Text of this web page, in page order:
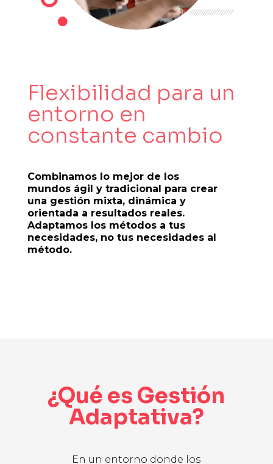
Flexibilidad para un
entorno en
constante cambio
Combinamos lo mejor de los
mundos ágil y tradicional para crear
una gestión mixta, dinámica y
orientada a resultados reales.
Adaptamos los métodos a tus
necesidades, no tus necesidades al
método.
¿Qué es Gestión
Adaptativa?
En un entorno donde los